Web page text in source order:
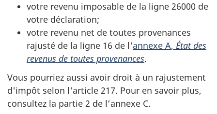
votre revenu imposable de la ligne 26000 de
votre déclaration;
votre revenu net de toutes provenances
rajusté de la ligne 16 de l'annexe A, État des
revenus de toutes provenances.
Vous pourriez aussi avoir droit à un rajustement
d'impôt selon l'article 217. Pour en savoir plus,
consultez la partie 2 de l’annexe C.